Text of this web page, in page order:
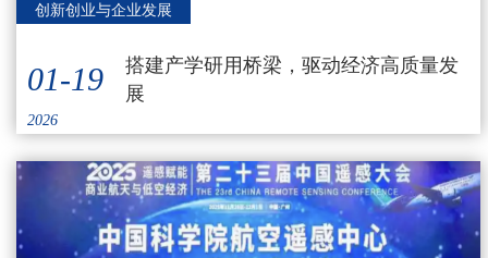
创新创业与企业发展
01-19
2026
搭建产学研用桥梁，驱动经济高质量发
展